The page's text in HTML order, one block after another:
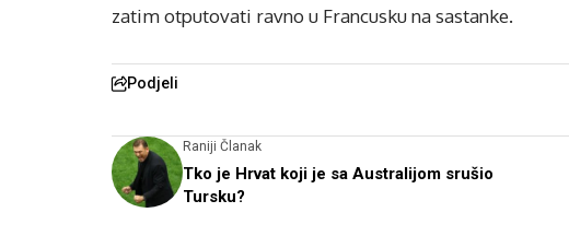
zatim otputovati ravno u Francusku na sastanke.
Podjeli
Raniji Članak
Tko je Hrvat koji je sa Australijom srušio
Tursku?